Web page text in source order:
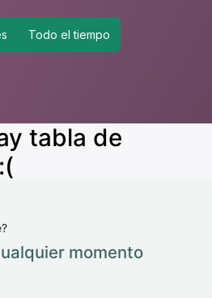
Todo el tiempo
tabla de
momento